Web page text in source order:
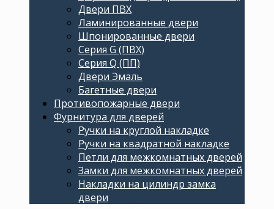
Двери ПВХ
Ламинированные двери
Шпонированные двери
Серия G (ПВХ)
Серия Q (ПП)
Двери Эмаль
Багетные двери
Противопожарные двери
Фурнитура для дверей
Ручки на круглой накладке
Ручки на квадратной накладке
Петли для межкомнатных дверей
Замки для межкомнатных дверей
Накладки на цилиндр замка
двери